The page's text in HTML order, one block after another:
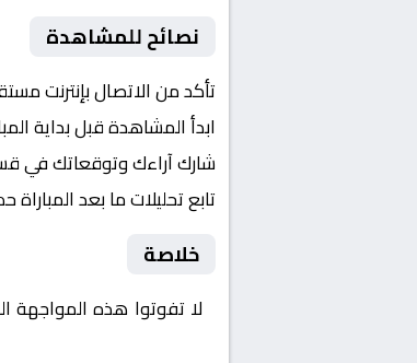
نصائح للمشاهدة
تأكد من الاتصال بإنترنت
ابدأ المشاهدة قبل بداية المباراة بـ
شارك آراءك وتوقعاتك في
تابع تحليلات ما بعد
خلاصة
لا تفوتوا هذه المواجهة